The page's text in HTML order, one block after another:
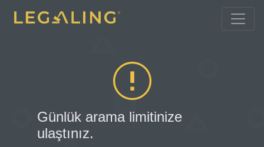
Günlük arama limitinize
ulaştınız.